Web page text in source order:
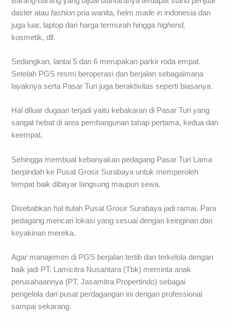
daster ataufashion pria wanita, helmmade in indonesia dan
juga luar, laptop dari harga termurah hinggahighend,
kosmetik, dll.
Sedangkan, lantai 5 dan 6 merupakan parkir roda empat.
Setelah PGS resmi beroperasi dan berjalan sebagaimana
layaknya serta Pasar Turi juga beraktivitas seperti biasanya.
Hal diluar dugaan terjadi yaitu kebakaran di Pasar Turi yang
sangat hebat di area pembangunan tahap pertama, kedua dan
keempat.
Sehingga membuat kebanyakan pedagang Pasar Turi Lama
berpindah ke Pusat Grosir Surabaya untuk memperoleh
tempat baik dibayar langsung maupun sewa.
Disebabkan hal itulah Pusat Grosir Surabaya jadi ramai. Para
pedagang mencari lokasi yang sesuai dengan keinginan dan
keyakinan mereka.
Agar manajemen di PGS berjalan tertib dan terkelola dengan
baik jadi PT. Lamicitra Nusantara (Tbk) meminta anak
perusahaannya (PT. Jasamitra Propertindo) sebagai
pengelola dari pusat perdagangan ini dengan professional
sampai sekarang.